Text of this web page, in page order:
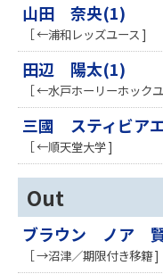
山田 奈央(1)
［ ←浦和レッズユース ]
田辺 陽太(1)
［ ←水戸ホーリーホック
三國 スティビア
［ ←順天堂大学 ]
Out
ブラウン ノア
［ →沼津／期限付き移籍 ]